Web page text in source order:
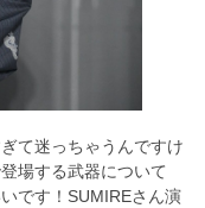
て迷っちゃうんですけ
場する武器について
です！SUMIREさん演